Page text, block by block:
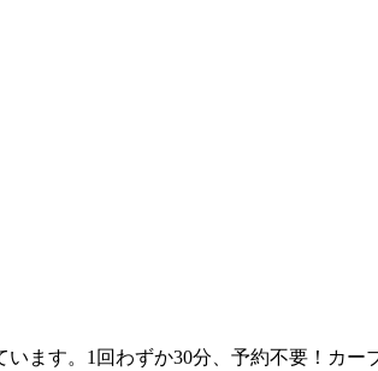
ます。1回わずか30分、予約不要！カ